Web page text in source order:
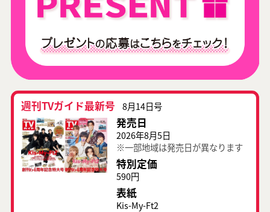
週刊TVガイド最新号 8月14日号
発売日
2026年8月5日
※一部地域は発売日が異なります
特別定価
590円
表紙
Kis-My-Ft2